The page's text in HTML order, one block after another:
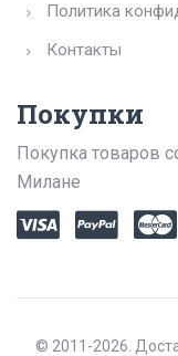
Политика
Контакты
Покупки
Покупка товаров
Милане
© 2011-2026.